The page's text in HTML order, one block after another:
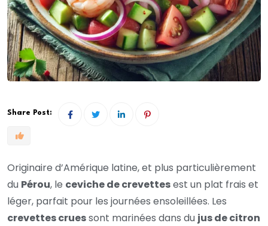
Share Post:
Originaire d’Amérique latine, et plus particulièrement
du Pérou, le ceviche de crevettesest un plat frais et
léger, parfait pour les journées ensoleillées. Les
crevettes cruessont marinées dans du jus de citron